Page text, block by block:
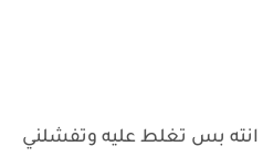
بس تغلط عليه وتفشلني